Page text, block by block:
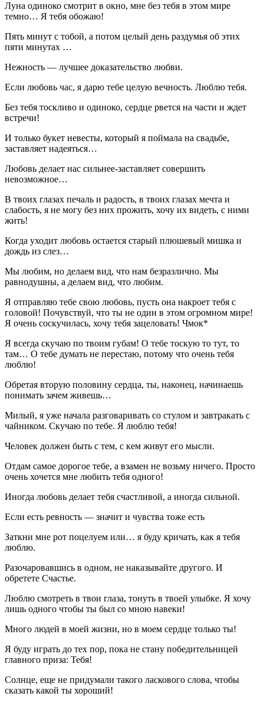
Луна одиноко смотрит в окно, мне без тебя в этом мире
темно… Я тебя обожаю!
Пять минут с тобой, а потом целый день раздумья об этих
пяти минутах …
Нежность — лучшее доказательство любви.
Если любовь час, я дарю тебе целую вечность. Люблю тебя.
Без тебя тоскливо и одиноко, сердце рвется на части и ждет
встречи!
И только букет невесты, который я поймала на свадьбе,
заставляет надеяться…
Любовь делает нас сильнее-заставляет совершить
невозможное…
В твоих глазах печаль и радость, в твоих глазах мечта и
слабость, я не могу без них прожить, хочу их видеть, с ними
жить!
Когда уходит любовь остается старый плюшевый мишка и
дождь из слез…
Мы любим, но делаем вид, что нам безразлично. Мы
равнодушны, а делаем вид, что любим.
Я отправляю тебе свою любовь, пусть она накроет тебя с
головой! Почувствуй, что ты не один в этом огромном мире!
Я очень соскучилась, хочу тебя зацеловать! Чмок*
Я всегда скучаю по твоим губам! О тебе тоскую то тут, то
там… О тебе думать не перестаю, потому что очень тебя
люблю!
Обретая вторую половину сердца, ты, наконец, начинаешь
понимать зачем живешь…
Милый, я уже начала разговаривать со стулом и завтракать с
чайником. Скучаю по тебе. Я люблю тебя!
Человек должен быть с тем, с кем живут его мысли.
Отдам самое дорогое тебе, а взамен не возьму ничего. Просто
очень хочется мне любить тебя одного!
Иногда любовь делает тебя счастливой, а иногда сильной.
Если есть ревность — значит и чувства тоже есть
Заткни мне рот поцелуем или… я буду кричать, как я тебя
люблю.
Разочаровавшись в одном, не наказывайте другого. И
обретете Счастье.
Люблю смотреть в твои глаза, тонуть в твоей улыбке. Я хочу
лишь одного чтобы ты был со мною навеки!
Много людей в моей жизни, но в моем сердце только ты!
Я буду играть до тех пор, пока не стану победительницей
главного приза: Тебя!
Солнце, еще не придумали такого ласкового слова, чтобы
сказать какой ты хороший!